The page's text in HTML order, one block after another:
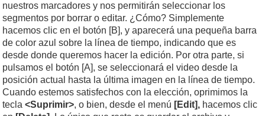
nuestros marcadores y nos permitirán seleccionar los
segmentos por borrar o editar. ¿Cómo? Simplemente
hacemos clic en el botón [B], y aparecerá una pequeña barra
de color azul sobre la línea de tiempo, indicando que es
desde donde queremos hacer la edición. Por otra parte, si
pulsamos el botón [A], se seleccionará el video desde la
posición actual hasta la última imagen en la línea de tiempo.
Cuando estemos satisfechos con la elección, oprimimos la
tecla <Suprimir>, o bien, desde el menú [Edit], hacemos clic